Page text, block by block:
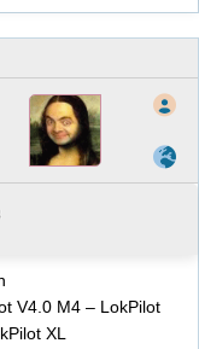
V4.0 M4 – LokPilot
XL